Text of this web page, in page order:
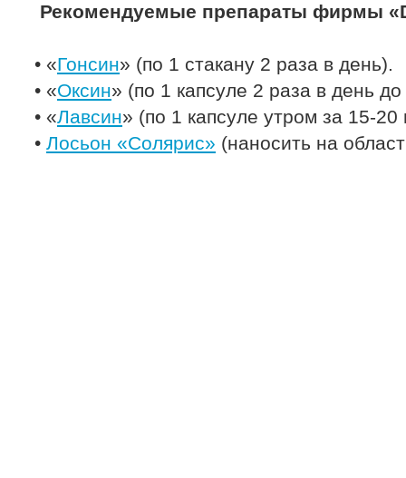
Рекомендуемые препараты фирмы
• «Гонсин» (по 1 стакану 2 раза в день).
• «Оксин» (по 1 капсуле 2 раза в день
• «Лавсин» (по 1 капсуле утром за 15-
• Лосьон «Солярис» (наносить на